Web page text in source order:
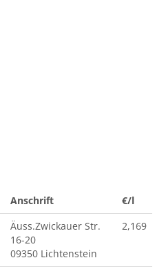
Anschrift
€/l
Äuss.Zwickauer Str.
16-20
09350 Lichtenstein
2,169